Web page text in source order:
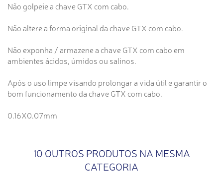
Não golpeie a chave GTX com cabo.
Não altere a forma original da chave GTX com cabo.
Não exponha / armazene a chave GTX com cabo em
ambientes ácidos, úmidos ou salinos.
Após o uso limpe visando prolongar a vida útil e garantir o
bom funcionamento da chave GTX com cabo.
0.16X0.07mm
10 OUTROS PRODUTOS NA MESMA
CATEGORIA